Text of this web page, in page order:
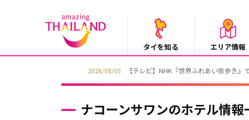
タイを知る エリア情報
2026/08/05 【テレビ】NHK『世界ふれあい街歩き』でタイ・
ナコーンサワンのホテル情報